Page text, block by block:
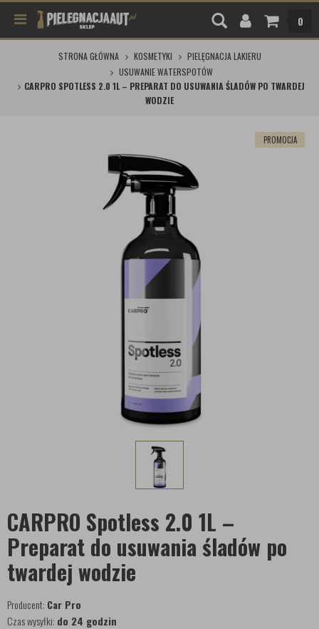
0
STRONA GŁÓWNA KOSMETYKI
PIELĘGNACJA LAKIERU
USUWANIE WATERSPOTÓW
CARPRO SPOTLESS 2.0 1L – PREPARAT DO USUWANIA ŚLADÓW PO TWARDEJ
WODZIE
PROMOCJA
CARPRO Spotless 2.0 1L –
Preparat do usuwania śladów po
twardej wodzie
Producent: Car Pro
Czas wysyłki: do 24 godzin